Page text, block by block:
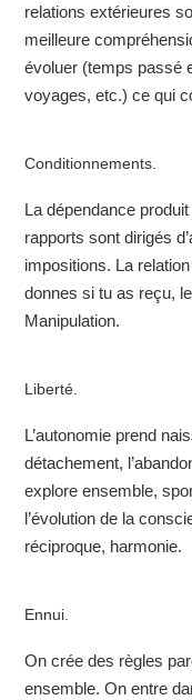
relations extérieures
meilleure
évoluer (temps passé
voyages, etc.) ce qui
Conditionnements.
La dépendance
rapports sont dirigés
impositions. La
donnes si tu as reçu,
Manipulation.
Liberté.
L’autonomie prend
détachement,
explore ensemble,
l’évolution de la
réciproque, harmonie.
Ennui.
On crée des règles
ensemble. On entre